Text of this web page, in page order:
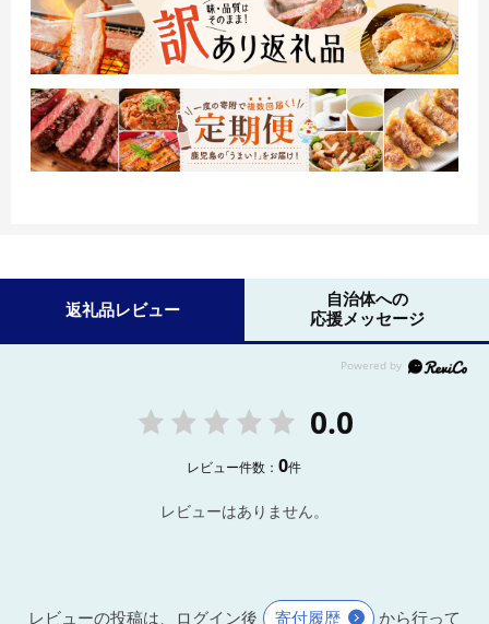
返礼品レビュー
自治体への
応援メッセージ
0.0
レビュー件数：0件
レビューはありません。
レビューの投稿は、ログイン後 寄付履歴 から行って